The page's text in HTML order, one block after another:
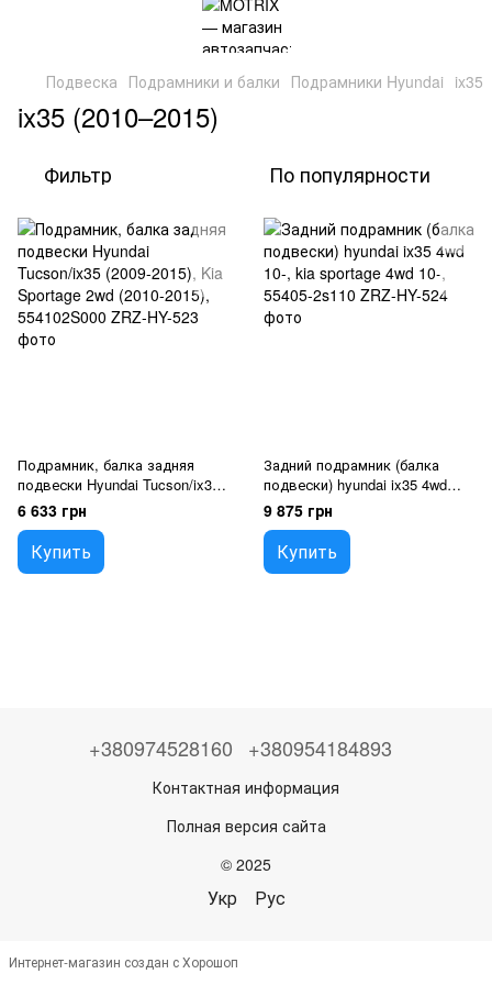
Подвеска Подрамники и балки Подрамники Hyundai ix35
ix35 (2010–2015)
Фильтр По популярности
Подрамник, балка задняя
подвески Hyundai Tucson/ix35
(2009-2015), Kia Sportage 2wd
(2010-2015), 554102S000
6 633 грн
Купить
Задний подрамник (балка
подвески) hyundai ix35 4wd
10-, kia sportage 4wd 10-,
55405-2s110
9 875 грн
Купить
+380974528160 +380954184893
Контактная информация
Полная версия сайта
© 2025
Укр Рус
Интернет-магазин создан с Хорошоп